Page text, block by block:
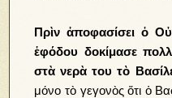
Πρὶν ἀποφασίσει ὁ
ἑφόδου δοκίμασε
στὰ νερὰ του τὸ
μόνο τὸ γεγονὸς ὅτι ὁ